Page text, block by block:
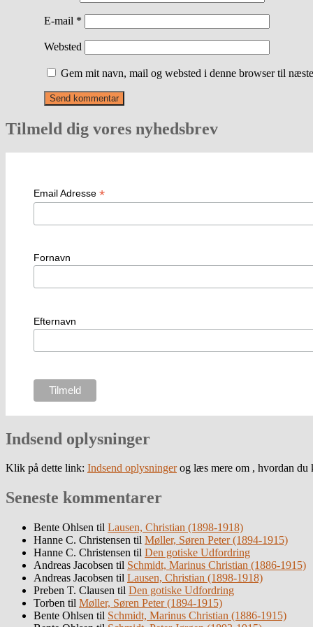
E-mail *
Websted
Gem mit navn, mail og websted i denne browser til
Tilmeld dig vores nyhedsbrev
Email Adresse *
Fornavn
Efternavn
Indsend oplysninger
Klik på dette link: Indsend oplysningerog læs mere om , hvordan du
Seneste kommentarer
Bente Ohlsen til Lausen, Christian (1898-1918)
Hanne C. Christensen til Møller, Søren Peter (1894-1915)
Hanne C. Christensen til Den gotiske Udfordring
Andreas Jacobsen til Schmidt, Marinus Christian (1886-1915)
Andreas Jacobsen til Lausen, Christian (1898-1918)
Preben T. Clausen til Den gotiske Udfordring
Torben til Møller, Søren Peter (1894-1915)
Bente Ohlsen til Schmidt, Marinus Christian (1886-1915)